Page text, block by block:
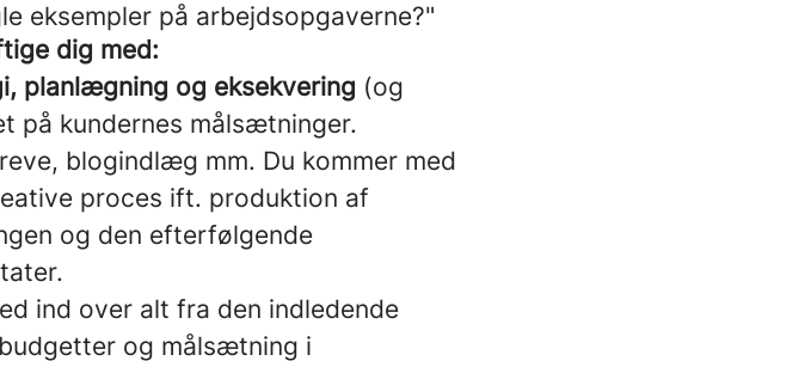
eksempler på arbejdsopgaverne?"
dig med:
planlægning og eksekvering (og
på kundernes målsætninger.
blogindlæg mm. Du kommer med
proces ift. produktion af
og den efterfølgende
ind over alt fra den indledende
og målsætning i